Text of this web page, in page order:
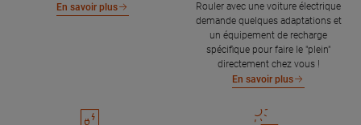
En savoir plus
Rouler avec une voiture électrique
demande quelques adaptations et
un équipement de recharge
spécifique pour faire le "plein"
directement chez vous !
En savoir plus